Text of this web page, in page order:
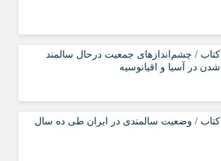
کتاب / چشم‌اندازهای جمعیت درحال سالمند
شدن در آسیا و اقیانوسیه
کتاب / وضعیت سالمندی در ایران طی ده سال